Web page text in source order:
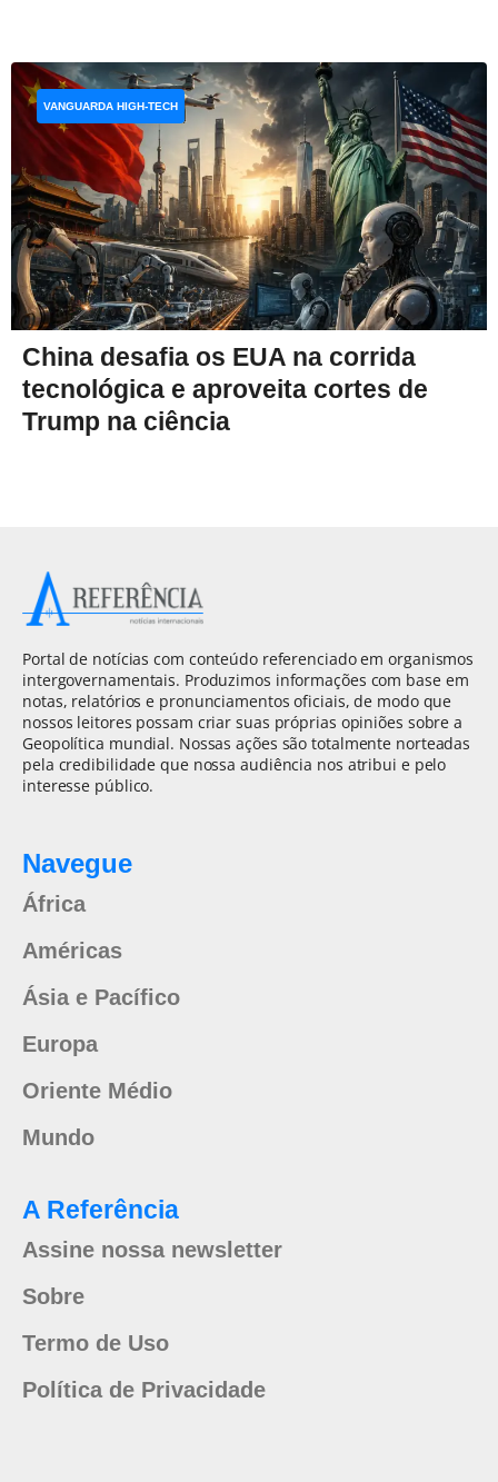
China desafia os EUA na corrida
tecnológica e aproveita cortes de
Trump na ciência
VANGUARDA HIGH-TECH
Portal de notícias com conteúdo referenciado em organismos
intergovernamentais. Produzimos informações com base em
notas, relatórios e pronunciamentos oficiais, de modo que
nossos leitores possam criar suas próprias opiniões sobre a
Geopolítica mundial. Nossas ações são totalmente norteadas
pela credibilidade que nossa audiência nos atribui e pelo
interesse público.
Navegue
África
Américas
Ásia e Pacífico
Europa
Oriente Médio
Mundo
A Referência
Assine nossa newsletter
Sobre
Termo de Uso
Política de Privacidade